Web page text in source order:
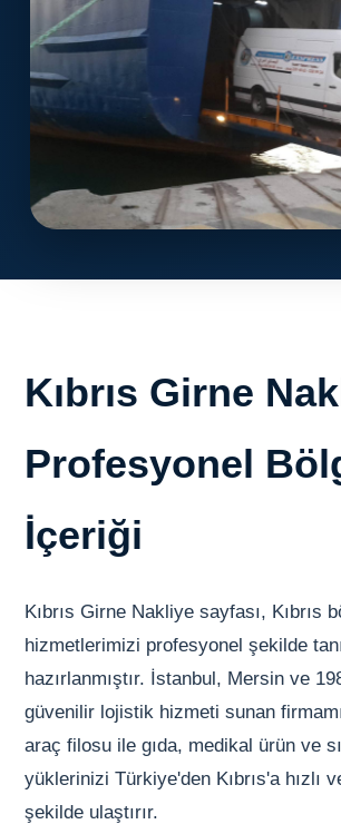
Kıbrıs Girne
Profesyonel
İçeriği
Kıbrıs Girne Nakliye sayfası, Kıbrıs
hizmetlerimizi profesyonel şekilde
hazırlanmıştır. İstanbul, Mersin ve
güvenilir lojistik hizmeti sunan
araç filosu ile gıda, medikal ürün ve
yüklerinizi Türkiye'den Kıbrıs'a hızlı
şekilde ulaştırır.